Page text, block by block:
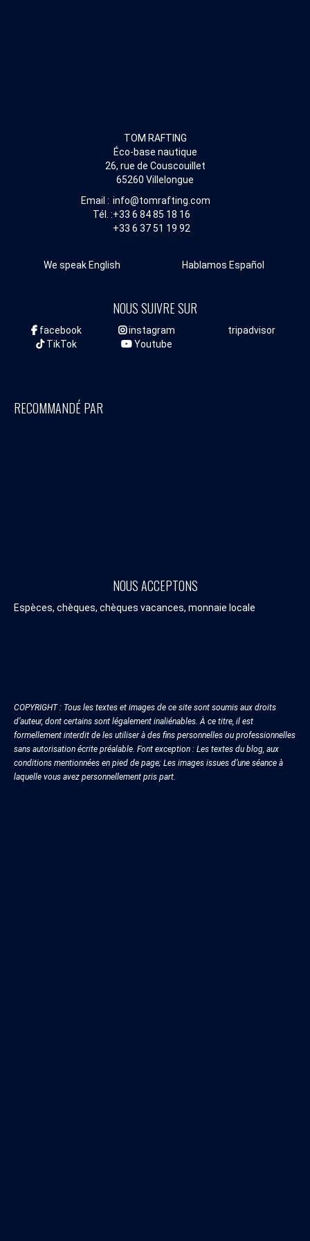
TOM RAFTING
Éco-base nautique
26, rue de Couscouillet
65260 Villelongue
Email : info@tomrafting.com
Tél. :+33 6 84 85 18 16
+33 6 37 51 19 92
We speak English Hablamos Español
NOUS SUIVRE SUR
facebook instagram
tripadvisor
TikTok
Youtube
RECOMMANDÉ PAR
NOUS ACCEPTONS
Espèces, chèques, chèques vacances, monnaie locale
COPYRIGHT : Tous les textes et images de ce site sont soumis aux droits
d’auteur, dont certains sont légalement inaliénables. À ce titre, il est
formellement interdit de les utiliser à des fins personnelles ou professionnelles
sans autorisation écrite préalable. Font exception : Les textes du blog, aux
conditions mentionnées en pied de page; Les images issues d’une séance à
laquelle vous avez personnellement pris part.